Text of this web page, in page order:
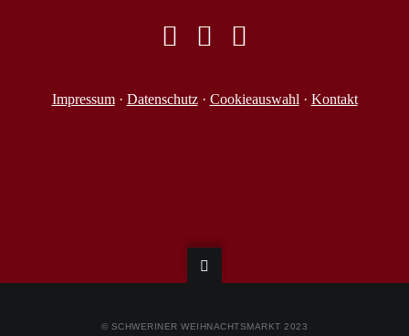
Impressum· Datenschutz· Cookieauswahl · Kontakt
© SCHWERINER WEIHNACHTSMARKT 2023